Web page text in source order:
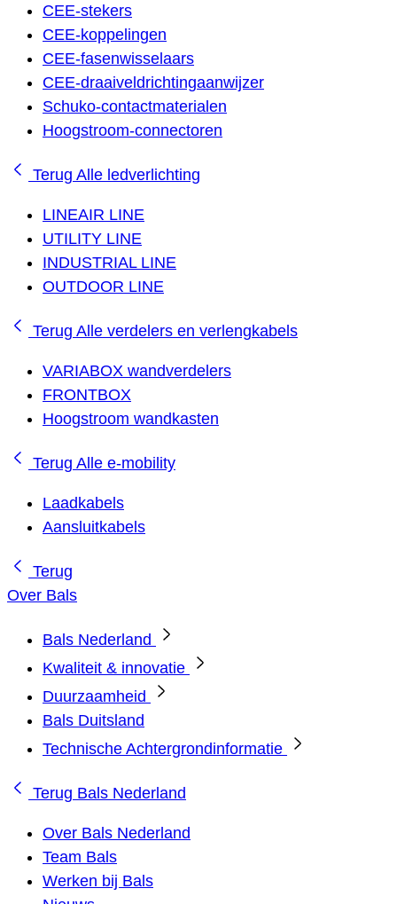
CEE-stekers
CEE-koppelingen
CEE-fasenwisselaars
CEE-draaiveldrichtingaanwijzer
Schuko-contactmaterialen
Hoogstroom-connectoren
Terug Alle ledverlichting
LINEAIR LINE
UTILITY LINE
INDUSTRIAL LINE
OUTDOOR LINE
Terug Alle verdelers en verlengkabels
VARIABOX wandverdelers
FRONTBOX
Hoogstroom wandkasten
Terug Alle e-mobility
Laadkabels
Aansluitkabels
Terug
Over Bals
Bals Nederland
Kwaliteit & innovatie
Duurzaamheid
Bals Duitsland
Technische Achtergrondinformatie
Terug Bals Nederland
Over Bals Nederland
Team Bals
Werken bij Bals